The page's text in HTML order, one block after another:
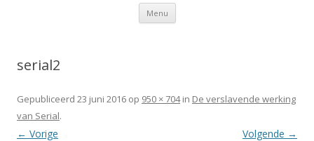
Menu Spring
inhoud
serial2
Gepubliceerd 23 juni 2016 op 950 × 704in De verslavende werking
van Serial.
← Vorige Volgende →